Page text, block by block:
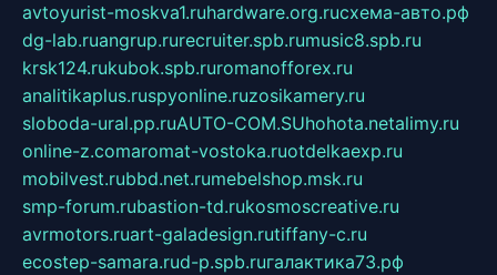
avtoyurist-moskva1.ruhardware.org.ruсхема-авто.рф
dg-lab.ruangrup.rurecruiter.spb.rumusic8.spb.ru
krsk124.rukubok.spb.ruromanofforex.ru
analitikaplus.ruspyonline.ruzosikamery.ru
sloboda-ural.pp.ruAUTO-COM.SUhohota.netalimy.ru
online-z.comaromat-vostoka.ruotdelkaexp.ru
mobilvest.rubbd.net.rumebelshop.msk.ru
smp-forum.rubastion-td.rukosmoscreative.ru
avrmotors.ruart-galadesign.rutiffany-c.ru
ecostep-samara.rud-p.spb.ruгалактика73.рф